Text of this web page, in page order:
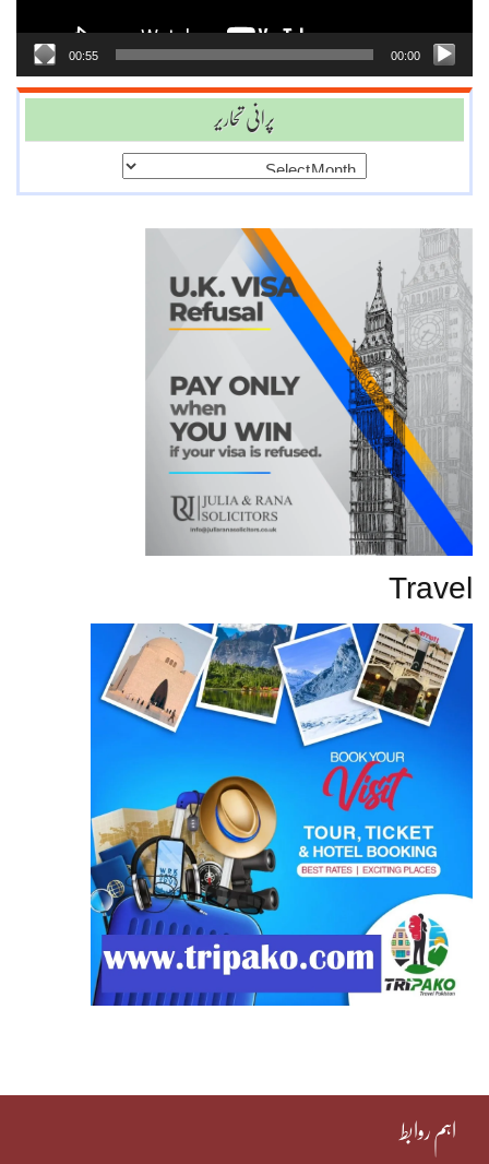
00:00
00:55
پرانی تحاریر
Travel
اہم روابط